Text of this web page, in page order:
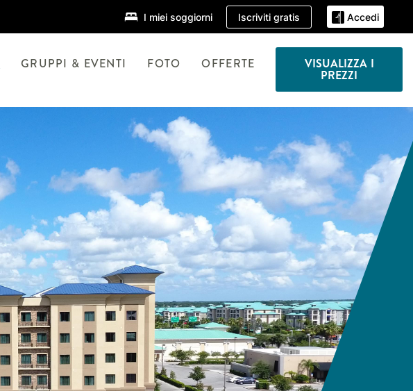
I miei soggiorni Iscriviti gratis Accedi
GRUPPI & EVENTI FOTO OFFERTE VISUALIZZA I
PREZZI